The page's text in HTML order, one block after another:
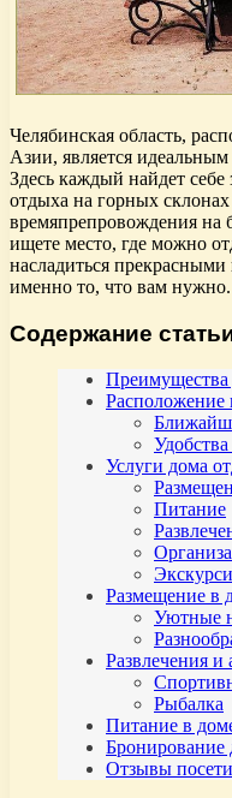
Челябинская область,
Азии, является
Здесь каждый найдет
отдыха на горных
времяпрепровождения на
ищете место, где можно
насладиться
именно то, что вам нужно.
Содержание
Преимущества
Расположение
Услуги дома
Питание
Размещение в
Уютные
Развлечения и
Рыбалка
Питание в
Бронирование
Отзывы